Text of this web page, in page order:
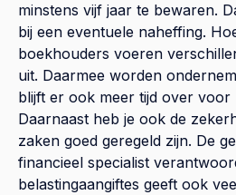
minstens vijf jaar te bewaren.
bij een eventuele naheffing.
boekhouders voeren
uit. Daarmee worden
blijft er ook meer tijd over voor
Daarnaast heb je ook de
zaken goed geregeld zijn. De
financieel specialist
belastingaangiftes geeft ook